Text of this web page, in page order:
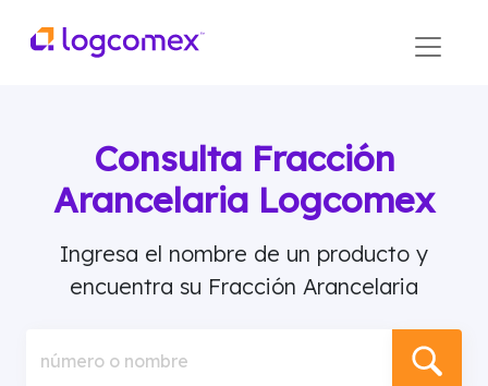
Consulta Fracción
Arancelaria Logcomex
Ingresa el nombre de un producto y
encuentra su Fracción Arancelaria
número o nombre